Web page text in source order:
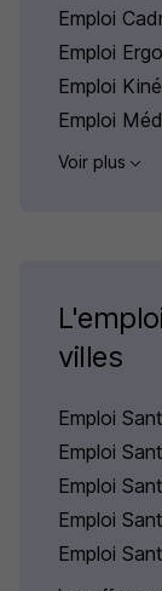
Emploi
Emploi
Emploi
Emploi
Voir plus
villes
Emploi
Emploi
Emploi
Emploi
Emploi